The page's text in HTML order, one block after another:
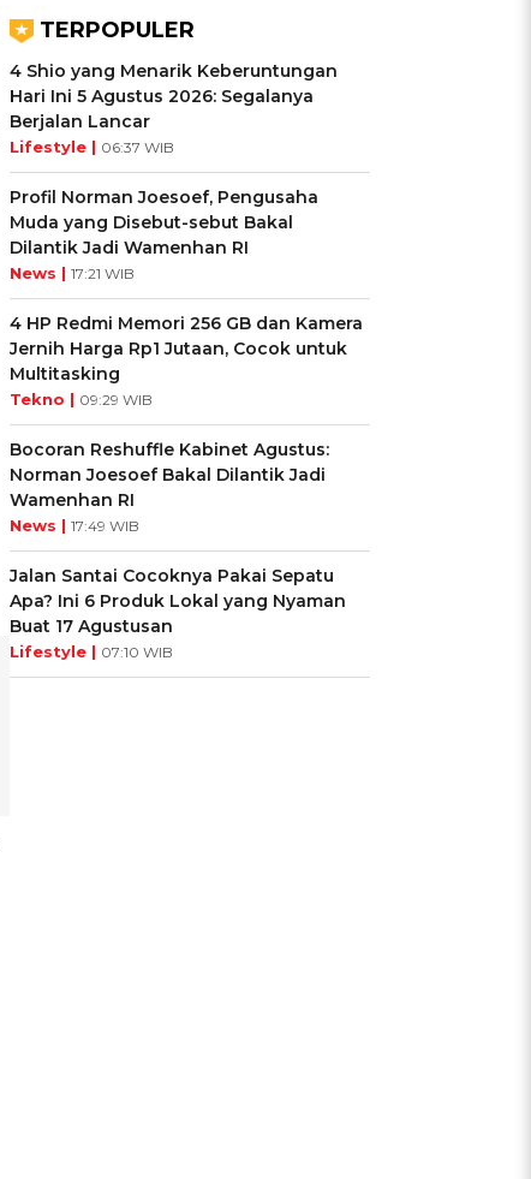
TERPOPULER
4 Shio yang Menarik Keberuntungan
Hari Ini 5 Agustus 2026: Segalanya
Berjalan Lancar
Lifestyle | 06:37 WIB
Profil Norman Joesoef, Pengusaha
Muda yang Disebut-sebut Bakal
Dilantik Jadi Wamenhan RI
News | 17:21 WIB
4 HP Redmi Memori 256 GB dan Kamera
Jernih Harga Rp1 Jutaan, Cocok untuk
Multitasking
Tekno | 09:29 WIB
Bocoran Reshuffle Kabinet Agustus:
Norman Joesoef Bakal Dilantik Jadi
Wamenhan RI
News | 17:49 WIB
Jalan Santai Cocoknya Pakai Sepatu
Apa? Ini 6 Produk Lokal yang Nyaman
Buat 17 Agustusan
Lifestyle | 07:10 WIB